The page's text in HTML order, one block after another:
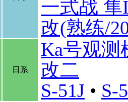
一式战
改(熟练/
日系
Ka号观测
改二
S-51J • S-